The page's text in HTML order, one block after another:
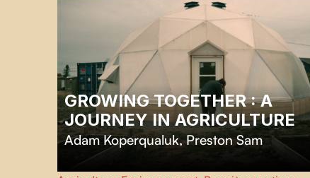
GROWING TOGETHER : A
JOURNEY IN AGRICULTURE
Adam Koperqualuk,Preston Sam
Preston et Adam cultivent sous un dôme géodésique